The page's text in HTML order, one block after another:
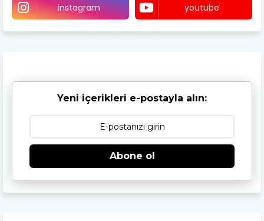
instagram youtube
Yeni içerikleri e-postayla alın:
Abone ol